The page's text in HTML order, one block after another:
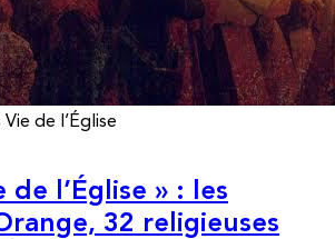
Vie de l’Église
de l’Église » : les
32 religieuses